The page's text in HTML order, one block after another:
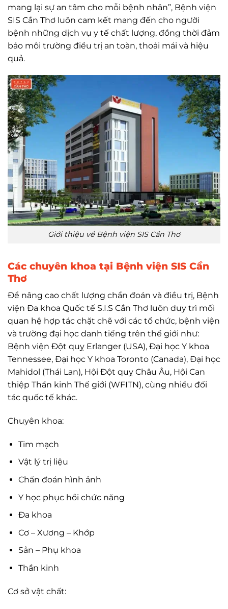
mang lại sự an tâm cho mỗi bệnh nhân”, Bệnh viện
SIS Cần Thơ luôn cam kết mang đến cho người
bệnh những dịch vụ y tế chất lượng, đồng thời đảm
bảo môi trường điều trị an toàn, thoải mái và hiệu
quả.
Giới thiệu về Bệnh viện SIS Cần Thơ
Các chuyên khoa tại Bệnh viện SIS Cần
Thơ
Để nâng cao chất lượng chẩn đoán và điều trị, Bệnh
viện Đa khoa Quốc tế S.I.S Cần Thơ luôn duy trì mối
quan hệ hợp tác chặt chẽ với các tổ chức, bệnh viện
và trường đại học danh tiếng trên thế giới như:
Bệnh viện Đột quỵ Erlanger (USA), Đại học Y khoa
Tennessee, Đại học Y khoa Toronto (Canada), Đại học
Mahidol (Thái Lan), Hội Đột quỵ Châu Âu, Hội Can
thiệp Thần kinh Thế giới (WFITN), cùng nhiều đối
tác quốc tế khác.
Chuyên khoa:
Tim mạch
Vật lý trị liệu
Chẩn đoán hình ảnh
Y học phục hồi chức năng
Đa khoa
Cơ – Xương – Khớp
Sản – Phụ khoa
Thần kinh
Cơ sở vật chất: